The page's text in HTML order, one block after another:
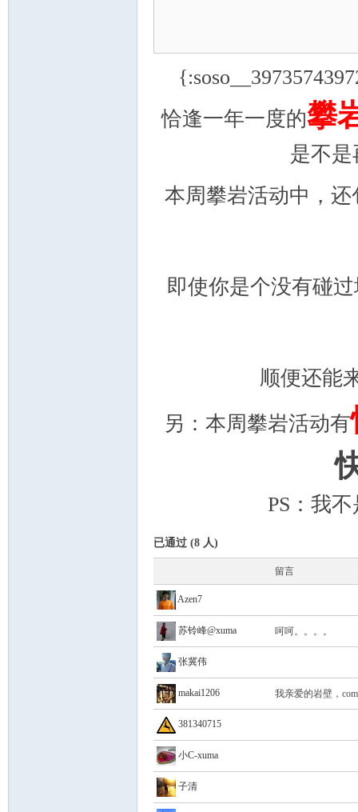
恰逢一年一度的攀
是不
本周攀岩活动中，还
即使你是个没有碰
顺便还能
另：本周攀岩活动有
PS：我
已通过 (8 人)
留言
Azen7
苏铃峰@xuma 呵呵。。。。
张冀伟
makai1206 我亲爱的岩壁，
381340715
小C-xuma
子清